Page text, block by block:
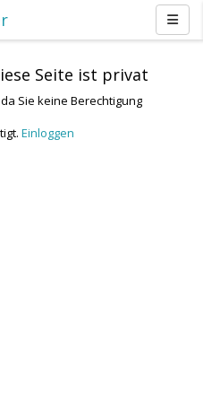
Seite ist privat
Sie keine Berechtigung
Einloggen